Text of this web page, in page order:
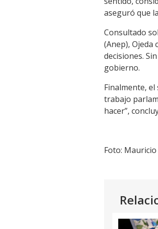
aseguró que
Consultado
(Anep),
decisiones.
gobierno.
Finalmente,
trabajo
hacer”,
Foto: Mauricio